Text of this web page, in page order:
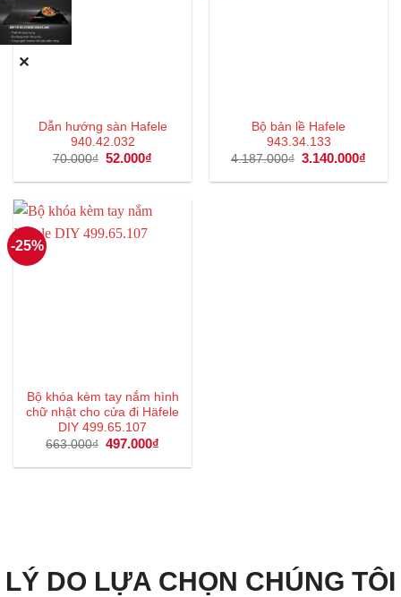
Dẫn hướng sàn Hafele
940.42.032
70.000₫ Giá
là:
52.000₫
tại
Bộ bản lề Hafele
943.34.133
4.187.000₫ Giá
là:
3.140.000₫
tại
-25%
Bộ khóa kèm tay nắm hình
chữ nhật cho cửa đi Häfele
DIY 499.65.107
663.000₫ Giá
là:
497.000₫
tại
LÝ DO LỰA CHỌN CHÚNG TÔI
✕